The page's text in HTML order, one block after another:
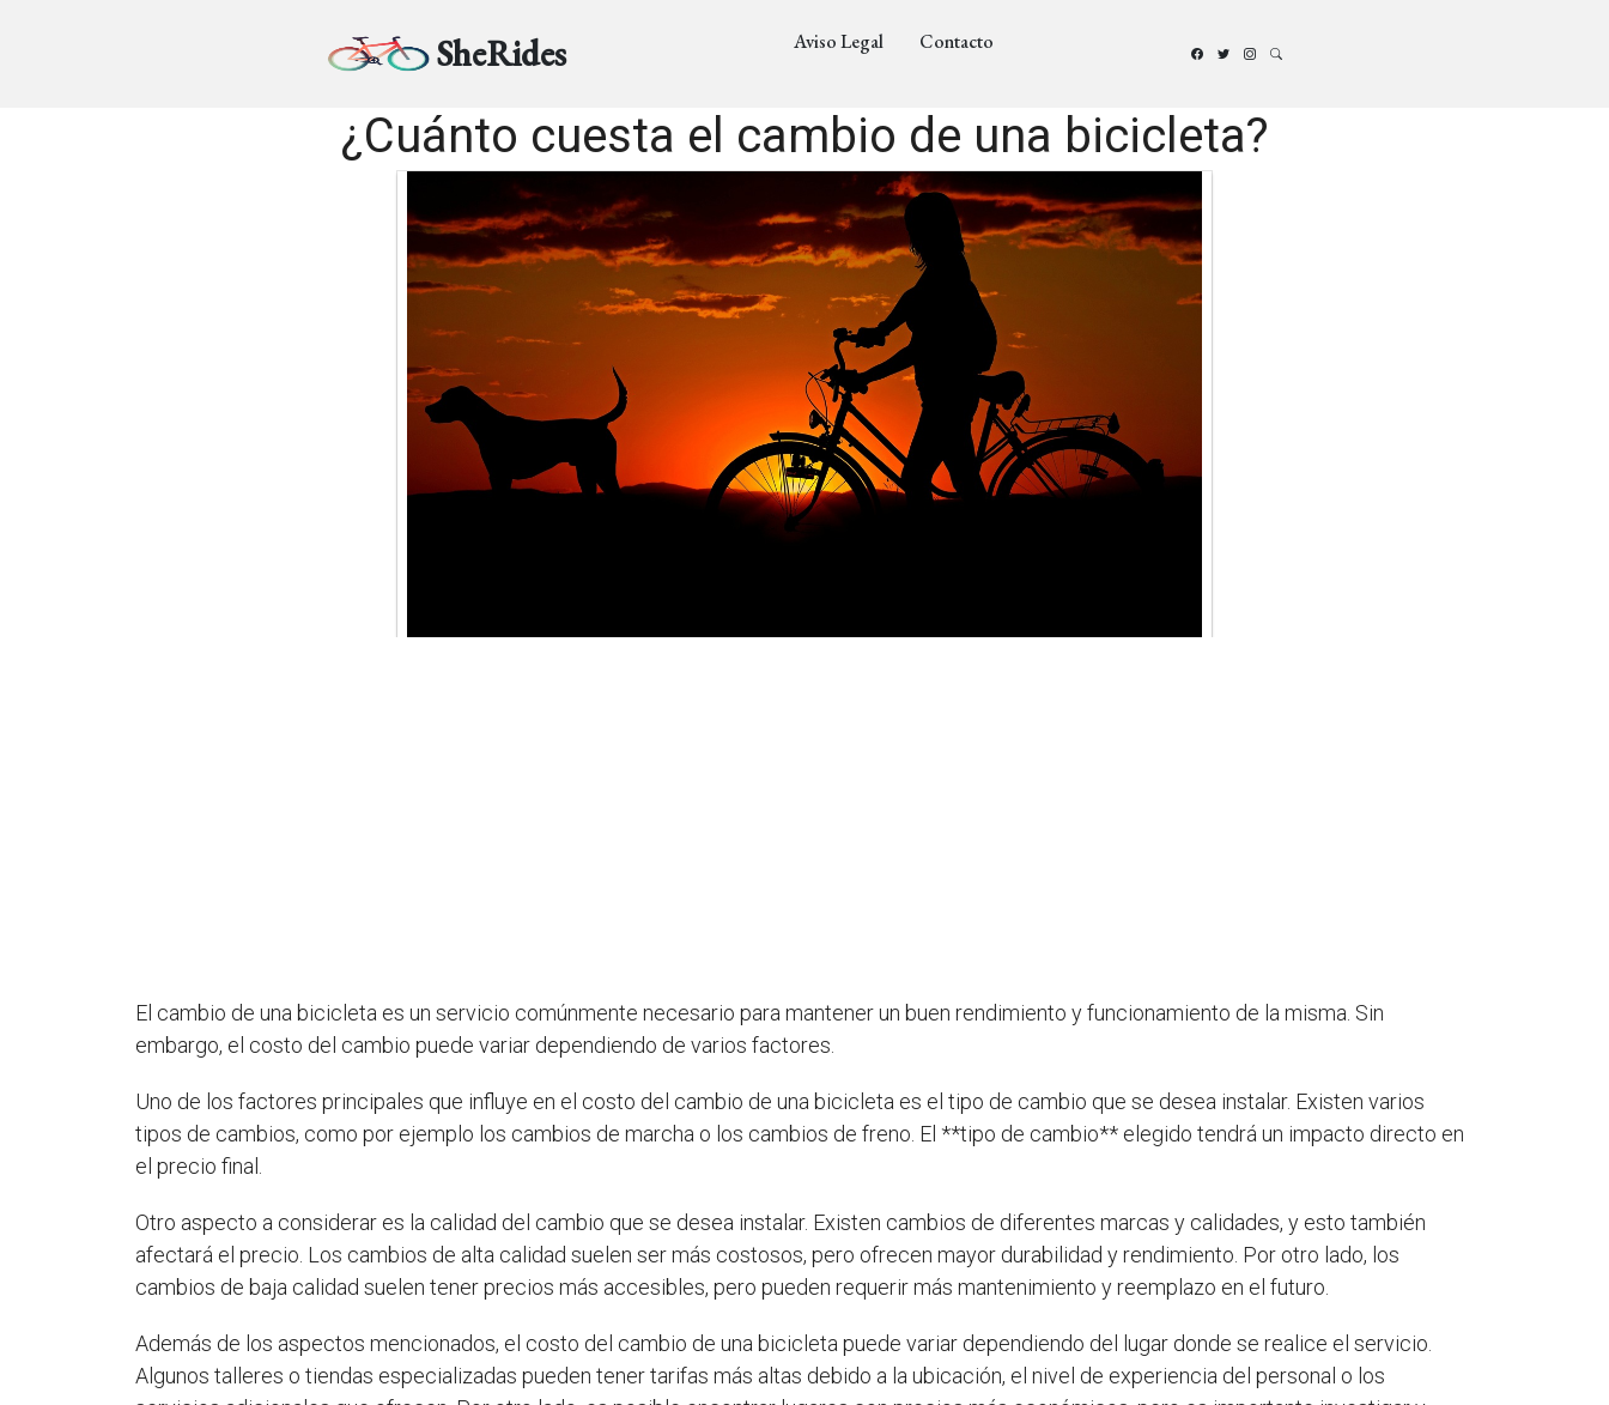
SheRides Aviso Legal Contacto
¿Cuánto cuesta el cambio de una bicicleta?
El cambio de una bicicleta es un servicio comúnmente necesario para mantener un buen rendimiento y funcionamiento de la misma. Sin
embargo, el costo del cambio puede variar dependiendo de varios factores.
Uno de los factores principales que influye en el costo del cambio de una bicicleta es el tipo de cambio que se desea instalar. Existen varios
tipos de cambios, como por ejemplo los cambios de marcha o los cambios de freno. El **tipo de cambio** elegido tendrá un impacto directo en
el precio final.
Otro aspecto a considerar es la calidad del cambio que se desea instalar. Existen cambios de diferentes marcas y calidades, y esto también
afectará el precio. Los cambios de alta calidad suelen ser más costosos, pero ofrecen mayor durabilidad y rendimiento. Por otro lado, los
cambios de baja calidad suelen tener precios más accesibles, pero pueden requerir más mantenimiento y reemplazo en el futuro.
Además de los aspectos mencionados, el costo del cambio de una bicicleta puede variar dependiendo del lugar donde se realice el servicio.
Algunos talleres o tiendas especializadas pueden tener tarifas más altas debido a la ubicación, el nivel de experiencia del personal o los